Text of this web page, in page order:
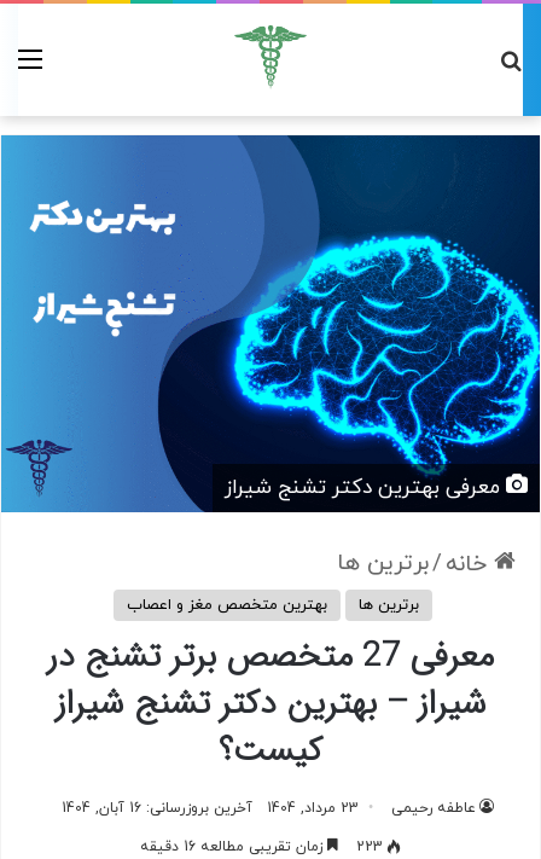
معرفی بهترین دکتر تشنج شیراز
خانه/برترین ها
برترین ها بهترین متخصص مغز و اعصاب
معرفی 27 متخصص برتر تشنج در
شیراز – بهترین دکتر تشنج شیراز
کیست؟
عاطفه رحیمی 23 مرداد, 1404
آخرین بروزرسانی: 16 آبان, 1404
223
زمان تقریبی مطالعه 16 دقیقه